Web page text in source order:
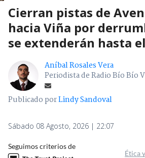
Cierran pistas de
hacia Viña por
se extenderán hasta
Aníbal Rosales Vera
Periodista de Radio Bío Bío
Publicado porLindy Sandoval
Sábado 08 Agosto, 2026 | 22:07
Seguimos criterios de
Ética